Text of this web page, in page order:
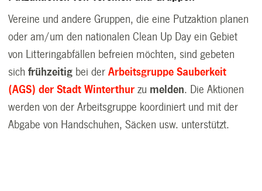
Vereine und andere Gruppen, die eine Putzaktion planen
oder am/um den nationalen Clean Up Day ein Gebiet
von Litteringabfällen befreien möchten, sind gebeten
sichfrühzeitig bei derArbeitsgruppe Sauberkeit
(AGS) der Stadt Winterthur zu melden. Die Aktionen
werden von der Arbeitsgruppe koordiniert und mit der
Abgabe von Handschuhen, Säcken usw. unterstützt.